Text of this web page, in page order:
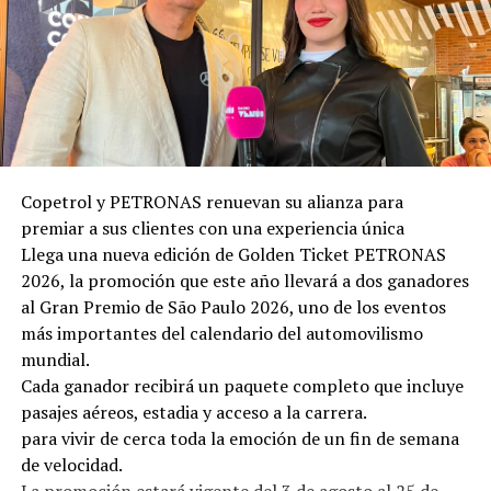
respaldadas por la ciencia, para fortalecer el bienestar,
mejorar el desempeño profesional, desarrollar
resiliencia y ejercer un liderazgo más humano y
sostenible en un mundo en constante transformación.
La segunda cita será el 26 de noviembre, a las 20:00
horas, en el Salón de Convenciones del Banco Central
escritor, conferencista y referente internacional en
autoconocimiento, liderazgo consciente y
transformación personal. Vilaseca es fundador de una
de las principales escuelas de desarrollo personal de
habla hispana y autor de reconocidos libros como
Encantado de conocerme y Qué harías si no tuvieras
miedo. A través de su trabajo ha inspirado a miles de
personas y organizaciones a cuestionar creencias
limitantes, fortalecer la inteligencia emocional y liderar
procesos de cambio desde una mirada más auténtica,
consciente y alineada con los desafíos del mundo actual.
Copetrol y PETRONAS renuevan su alianza para
premiar a sus clientes con una experiencia única
Llega una nueva edición de Golden Ticket PETRONAS
2026, la promoción que este año llevará a dos ganadores
al Gran Premio de São Paulo 2026, uno de los eventos
más importantes del calendario del automovilismo
mundial.
Cada ganador recibirá un paquete completo que incluye
pasajes aéreos, estadia y acceso a la carrera.
para vivir de cerca toda la emoción de un fin de semana
de velocidad.